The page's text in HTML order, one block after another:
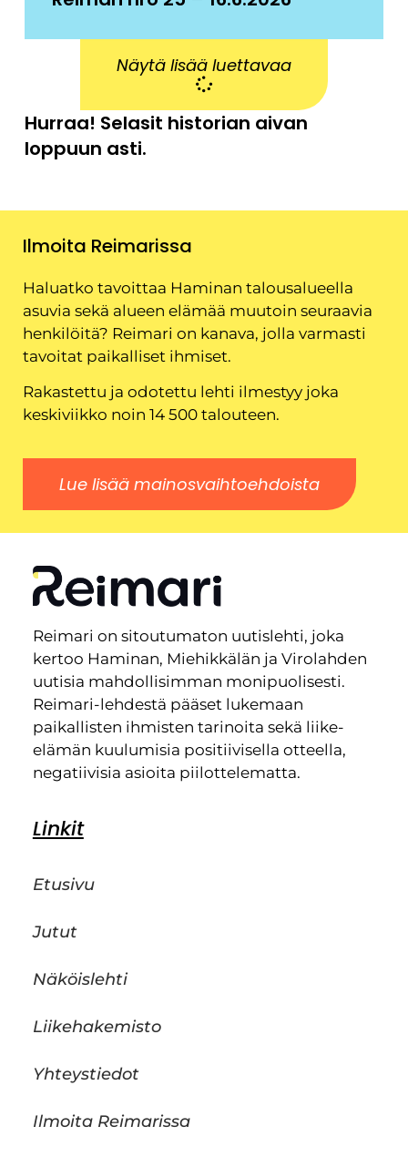
Näytä lisää luettavaa
Hurraa! Selasit historian aivan
loppuun asti.
Ilmoita Reimarissa
Haluatko tavoittaa Haminan talousalueella
asuvia sekä alueen elämää muutoin seuraavia
henkilöitä? Reimari on kanava, jolla varmasti
tavoitat paikalliset ihmiset.
Rakastettu ja odotettu lehti ilmestyy joka
keskiviikko noin 14 500 talouteen.
Lue lisää mainosvaihtoehdoista
Reimari on sitoutumaton uutislehti, joka
kertoo Haminan, Miehikkälän ja Virolahden
uutisia mahdollisimman monipuolisesti.
Reimari-lehdestä pääset lukemaan
paikallisten ihmisten tarinoita sekä liike-
elämän kuulumisia positiivisella otteella,
negatiivisia asioita piilottelematta.
Linkit
Etusivu
Jutut
Näköislehti
Liikehakemisto
Yhteystiedot
Ilmoita Reimarissa